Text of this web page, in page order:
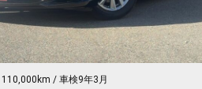
110,000km 車検9年3月